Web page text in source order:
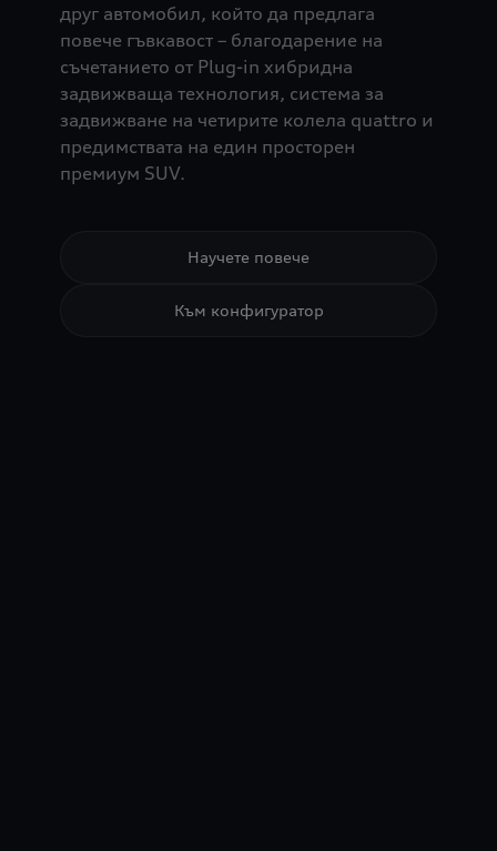
друг автомобил, който да предлага
повече гъвкавост – благодарение на
съчетанието от Plug-in хибридна
задвижваща технология, система за
задвижване на четирите колела quattro и
предимствата на един просторен
премиум SUV.
Научете повече
Към конфигуратор